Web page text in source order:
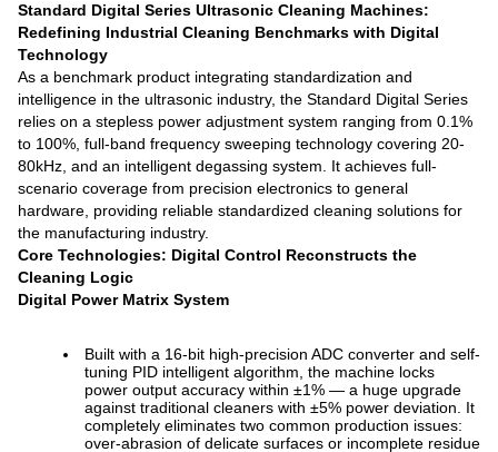
Standard Digital Series Ultrasonic Cleaning Machines:
Redefining Industrial Cleaning Benchmarks with Digital
Technology
As a benchmark product integrating standardization and
intelligence in the ultrasonic industry, the Standard Digital Series
relies on a stepless power adjustment system ranging from 0.1%
to 100%, full-band frequency sweeping technology covering 20-
80kHz, and an intelligent degassing system. It achieves full-
scenario coverage from precision electronics to general
hardware, providing reliable standardized cleaning solutions for
the manufacturing industry.
Core Technologies: Digital Control Reconstructs the
Cleaning Logic
Digital Power Matrix System
Built with a 16-bit high-precision ADC converter and self-
tuning PID intelligent algorithm, the machine locks
power output accuracy within ±1% — a huge upgrade
against traditional cleaners with ±5% power deviation. It
completely eliminates two common production issues:
over-abrasion of delicate surfaces or incomplete residue